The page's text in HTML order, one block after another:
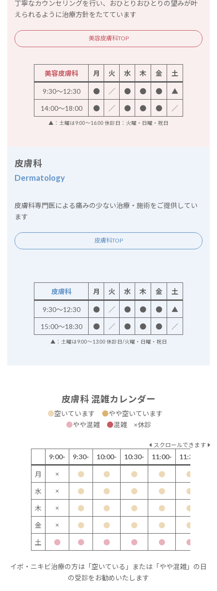
丁寧なカウンセリングを行い、おひとりおひとりの望みが叶
えられるように治療方針をたてています
美容皮膚科TOP
美容皮膚科 月 火 水 木 金 土
9:30～12:30 ● ／ ● ● ● ▲
14:00～18:00 ● ／ ● ● ● ／
▲：土曜は9:00～16:00 休診日：火曜・日曜・祝日
皮膚科
Dermatology
皮膚科専門医による痛みの少ない治療・施術をご提供してい
ます
皮膚科TOP
皮膚科 月 火 水 木 金 土
9:30～12:30 ● ／ ● ● ● ▲
15:00～18:30 ● ／ ● ● ● ／
▲：土曜は9:00～13:00 休診日/火曜・日曜・祝日
皮膚科 混雑カレンダー
●空いています ●やや空いています
●やや混雑 ●混雑 ×休診
スクロールできます
9:00- 9:30- 10:00- 10:30- 11:00- 11:30-
月 × ● ● ● ● ●
水 × ● ● ● ● ●
木 × ● ● ● ● ●
金 × ● ● ● ● ●
土 ● ● ● ● ● ●
イボ・ニキビ治療の方は「空いている」または「やや混雑」の日
の受診をお勧めいたします